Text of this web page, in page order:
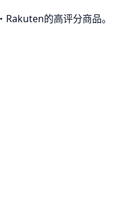
的高评分商品。